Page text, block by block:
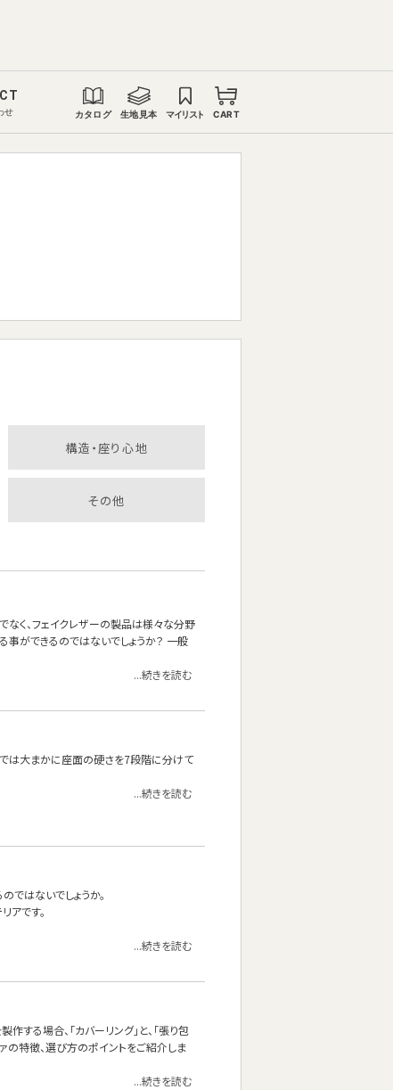
せ カタログ 生地見本 マイリスト CART
構造・座り心地
その他
なく、フェイクレザーの製品は様々な分野
事ができるのではないでしょうか？ 一般
...続きを読む
では大まかに座面の硬さを7段階に分けて
...続きを読む
ではないでしょうか。
アです。
...続きを読む
する場合、「カバーリング」と、「張り包
の特徴、選び方のポイントをご紹介しま
...続きを読む